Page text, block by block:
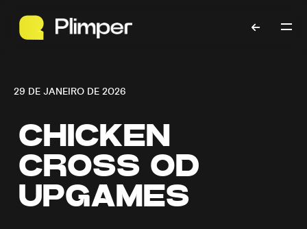
29 DE JANEIRO DE 2026
CHICKEN
CROSS OD
UPGAMES